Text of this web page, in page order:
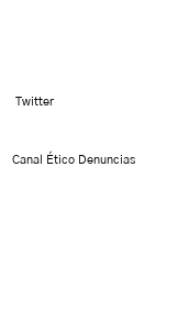
Twitter
Canal Ético Denuncias